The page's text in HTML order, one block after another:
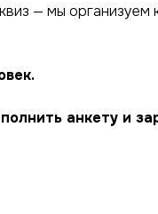
— мы организуем
анкету и